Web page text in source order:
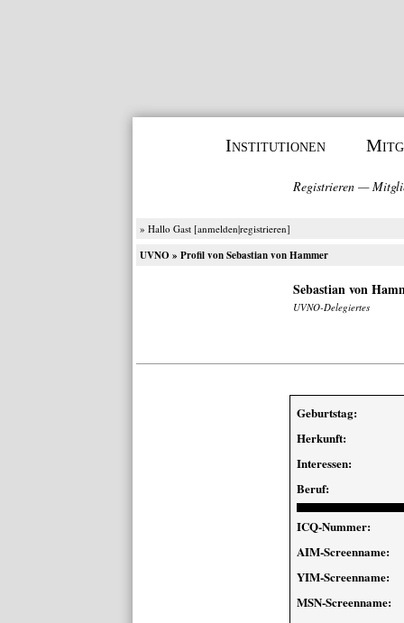
Institutionen
Registrieren—
» Hallo Gast [anmelden|registrieren]
UVNO » Profil von Sebastian von Hammer
Sebastian von
UVNO-Delegiertes
Geburtstag:
Herkunft:
Interessen:
Beruf:
ICQ-Nummer:
AIM-Screenname:
YIM-Screenname:
MSN-Screenname: